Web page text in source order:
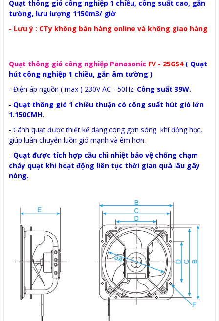
Quạt thông gió công nghiệp 1 chiều, công suất cao, gắn
tường, lưu lượng 1150m3/ giờ
- Lưu ý : CTy không bán hàng online và không giao hàng
Quạt thông gió công nghiệp Panasonic FV - 25GS4( Quạt
hút công nghiệp 1 chiều, gắn âm tường )
- Điện áp nguồn ( max ) 230V AC - 50Hz. Công suất 39W.
- Quạt thông gió 1 chiều thuận có công suất hút gió lớn
1.150CMH.
- Cánh quạt được thiết kế dạng cong gợn sóng khí động học,
giúp luân chuyển luồn gió mạnh và êm hơn.
- Quạt được tích hợp cầu chì nhiệt bảo vệ chống chạm
cháy quạt khi hoạt động liên tục thời gian quá lâu gây
nóng.